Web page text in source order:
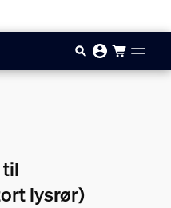
lysrør)